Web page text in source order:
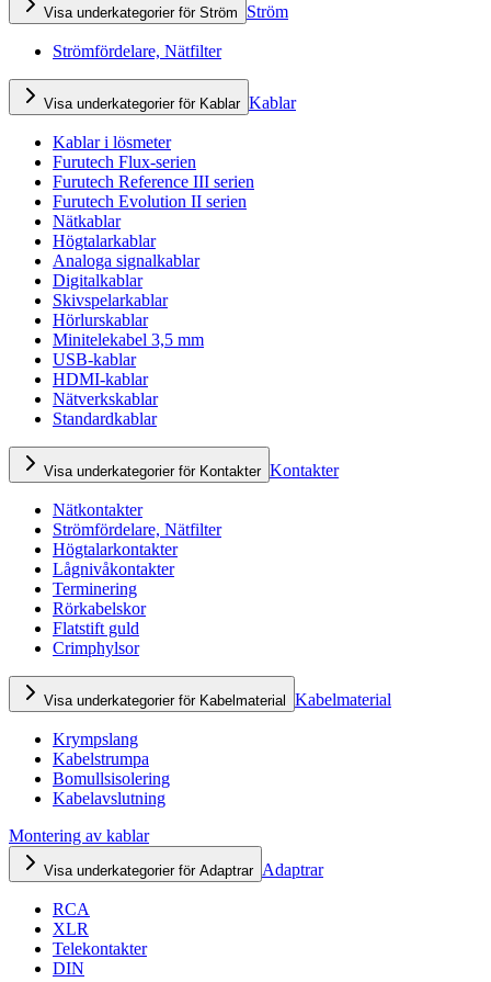
Visa underkategorier för Ström Ström
Strömfördelare, Nätfilter
Visa underkategorier för Kablar Kablar
Kablar i lösmeter
Furutech Flux-serien
Furutech Reference III serien
Furutech Evolution II serien
Nätkablar
Högtalarkablar
Analoga signalkablar
Digitalkablar
Skivspelarkablar
Hörlurskablar
Minitelekabel 3,5 mm
USB-kablar
HDMI-kablar
Nätverkskablar
Standardkablar
Visa underkategorier för Kontakter Kontakter
Nätkontakter
Strömfördelare, Nätfilter
Högtalarkontakter
Lågnivåkontakter
Terminering
Rörkabelskor
Flatstift guld
Crimphylsor
Visa underkategorier för Kabelmaterial Kabelmaterial
Krympslang
Kabelstrumpa
Bomullsisolering
Kabelavslutning
Montering av kablar
Visa underkategorier för Adaptrar Adaptrar
RCA
XLR
Telekontakter
DIN